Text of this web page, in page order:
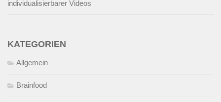
individualisierbarer Videos
KATEGORIEN
Allgemein
Brainfood